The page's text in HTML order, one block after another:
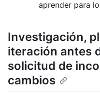
aprender para
Investigación,
iteración antes
solicitud de
cambios